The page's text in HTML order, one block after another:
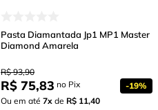
Pasta Diamantada Jp1 MP1 Master
Diamond Amarela
R$ 93,90
R$ 75,83 no Pix -19%
Ou em até 7x de R$ 11,40